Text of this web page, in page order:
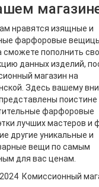
нравятся изящные и
фарфоровые
сможете пополнить
данных изделий,
магазин на
Здесь вашему
поистине
фарфоровые
лучших мастеров и
другие уникальные и
вещи по самым
для вас ценам.
Комиссионный